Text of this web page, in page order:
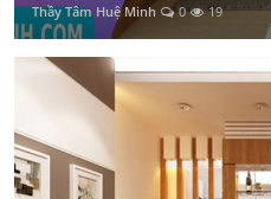
Thầy Tâm Huệ Minh 0 19